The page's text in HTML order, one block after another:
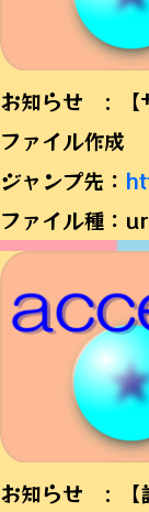
お知らせ : 【
ファイル作成
ジャンプ先：
ファイル種：
お知らせ : 【